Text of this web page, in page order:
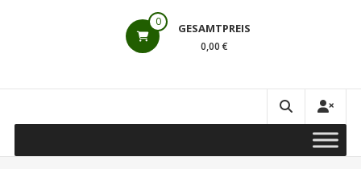
0 GESAMTPREIS
0,00 €